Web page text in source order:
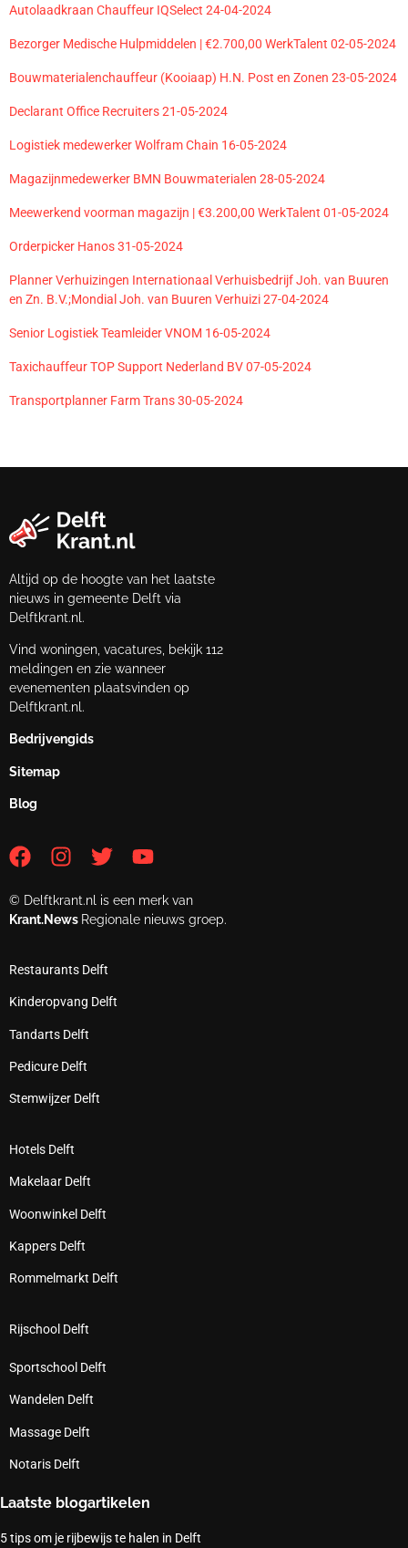
Autolaadkraan Chauffeur IQSelect 24-04-2024
Bezorger Medische Hulpmiddelen | €2.700,00 WerkTalent 02-05-2024
Bouwmaterialenchauffeur (Kooiaap) H.N. Post en Zonen 23-05-2024
Declarant Office Recruiters 21-05-2024
Logistiek medewerker Wolfram Chain 16-05-2024
Magazijnmedewerker BMN Bouwmaterialen 28-05-2024
Meewerkend voorman magazijn | €3.200,00 WerkTalent 01-05-2024
Orderpicker Hanos 31-05-2024
Planner Verhuizingen Internationaal Verhuisbedrijf Joh. van Buuren
en Zn. B.V.;Mondial Joh. van Buuren Verhuizi 27-04-2024
Senior Logistiek Teamleider VNOM 16-05-2024
Taxichauffeur TOP Support Nederland BV 07-05-2024
Transportplanner Farm Trans 30-05-2024
Altijd op de hoogte van het laatste
nieuws in gemeente Delft via
Delftkrant.nl.
Vind woningen, vacatures, bekijk 112
meldingen en zie wanneer
evenementen plaatsvinden op
Delftkrant.nl.
Bedrijvengids
Sitemap
Blog
© Delftkrant.nl is een merk van
Krant.News Regionale nieuws groep.
Restaurants Delft
Kinderopvang Delft
Tandarts Delft
Pedicure Delft
Stemwijzer Delft
Hotels Delft
Makelaar Delft
Woonwinkel Delft
Kappers Delft
Rommelmarkt Delft
Rijschool Delft
Sportschool Delft
Wandelen Delft
Massage Delft
Notaris Delft
Laatste blogartikelen
5 tips om je rijbewijs te halen in Delft